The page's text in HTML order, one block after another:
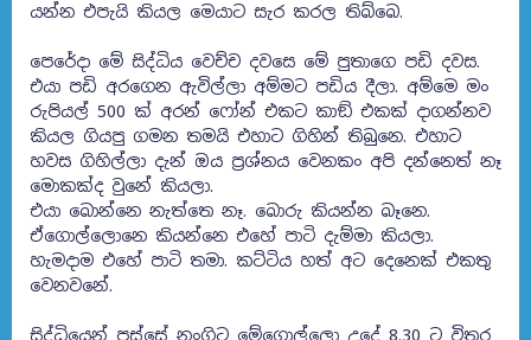
යන්න එපැයි කියල මෙයාට සැර කරල තිබ්බෙ.
පෙරේදා මේ සිද්ධිය වෙච්ච දවසෙ මේ පුතාගෙ පඩි දවස.
එයා පඩි අරගෙන ඇවිල්ලා අම්මට පඩිය දීලා. අම්මෙ මං
රුපියල් 500 ක් අරන් ෆෝන් එකට කාඞ් එකක් දාගන්නව
කියල ගියපු ගමන තමයි එහාට ගිහින් තිබුනෙ. එහාට
හවස ගිහිල්ලා දැන් ඔය ප‍්‍රශ්නය වෙනකං අපි දන්නෙත් නෑ
මොකක්ද වුනේ කියලා.
එයා බොන්නෙ නැත්තෙ නෑ. බොරු කියන්න බෑනෙ.
ඒගොල්ලොනෙ කියන්නෙ එහේ පාටි දැම්මා කියලා.
හැමදාම එහේ පාටි තමා. කට්ටිය හත් අට දෙනෙක් එකතු
වෙනවනේ.
සිද්ධියෙන් පස්සේ නංගිට මේගොල්ලො උදේ 8.30 ට විතර